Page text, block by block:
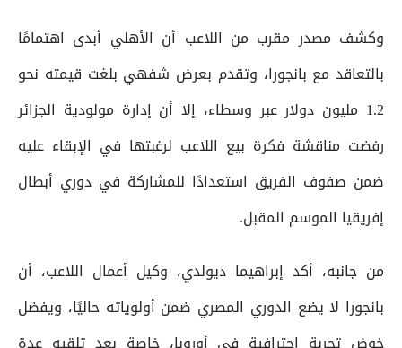
وكشف مصدر مقرب من اللاعب أن الأهلي أبدى اهتمامًا
بالتعاقد مع بانجورا، وتقدم بعرض شفهي بلغت قيمته نحو
1.2 مليون دولار عبر وسطاء، إلا أن إدارة مولودية الجزائر
رفضت مناقشة فكرة بيع اللاعب لرغبتها في الإبقاء عليه
ضمن صفوف الفريق استعدادًا للمشاركة في دوري أبطال
إفريقيا الموسم المقبل.
من جانبه، أكد إبراهيما ديولدي، وكيل أعمال اللاعب، أن
بانجورا لا يضع الدوري المصري ضمن أولوياته حاليًا، ويفضل